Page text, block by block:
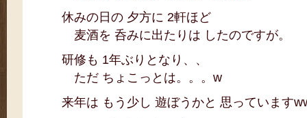
休みの日の 夕方に 2軒ほど
麦酒を 呑みに出たりは したのですが。
研修も 1年ぶりとなり、、
ただ ちょこっとは。。。w
来年は もう少し 遊ぼうかと 思っています